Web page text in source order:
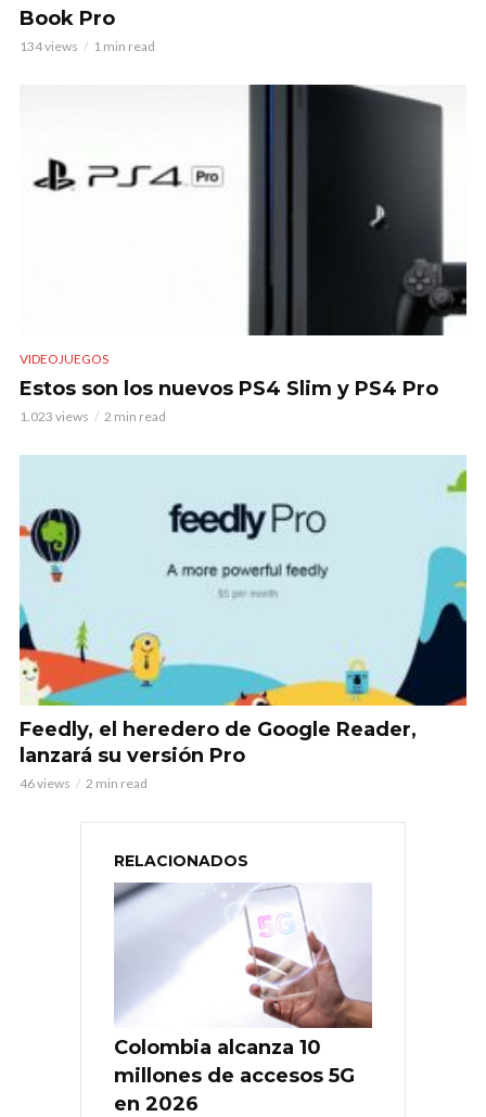
Book Pro
134 views 1 min read
VIDEOJUEGOS
Estos son los nuevos PS4 Slim y PS4 Pro
1.023 views 2 min read
Feedly, el heredero de Google Reader,
lanzará su versión Pro
46 views 2 min read
RELACIONADOS
Colombia alcanza 10
millones de accesos 5G
en 2026